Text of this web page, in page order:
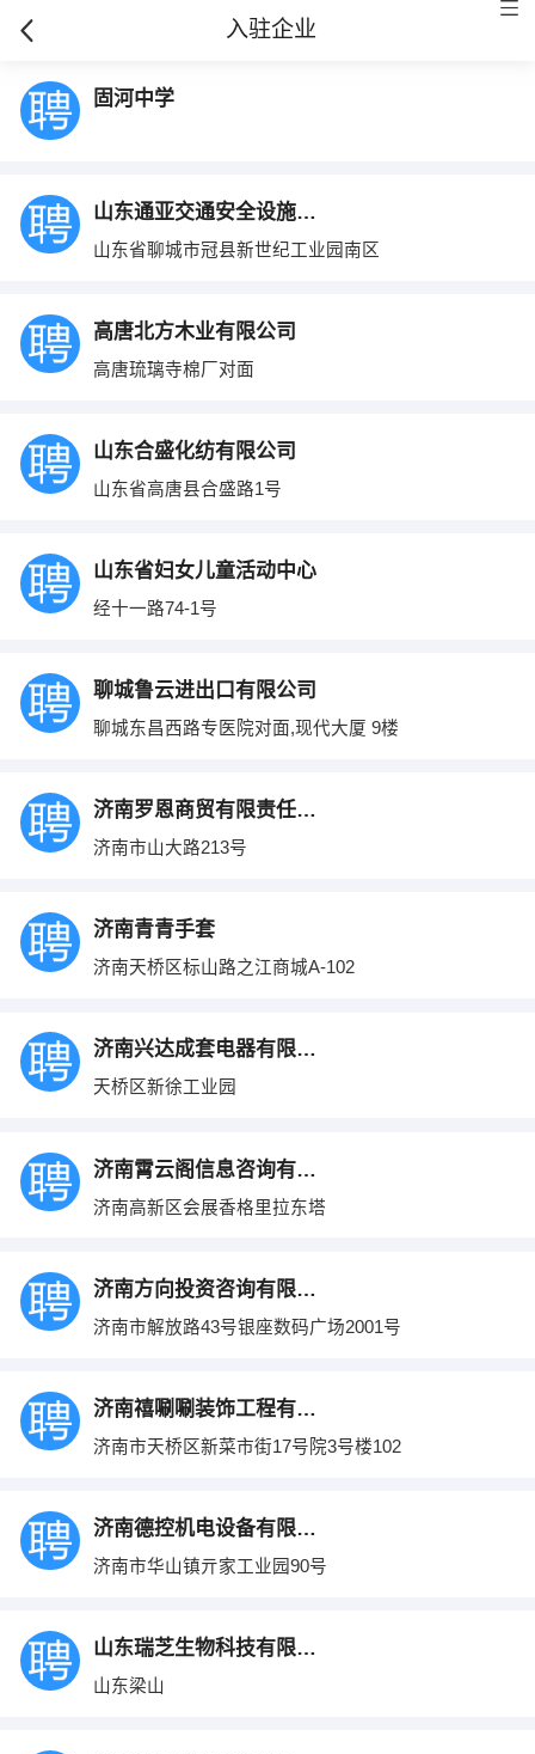
入驻企业
固河中学
山东通亚交通安全设施有限责任公司
山东省聊城市冠县新世纪工业园南区
高唐北方木业有限公司
高唐琉璃寺棉厂对面
山东合盛化纺有限公司
山东省高唐县合盛路1号
山东省妇女儿童活动中心
经十一路74-1号
聊城鲁云进出口有限公司
聊城东昌西路专医院对面,现代大厦 9楼
济南罗恩商贸有限责任公司
济南市山大路213号
济南青青手套
济南天桥区标山路之江商城A-102
济南兴达成套电器有限公司
天桥区新徐工业园
济南霄云阁信息咨询有限公司
济南高新区会展香格里拉东塔
济南方向投资咨询有限公司
济南市解放路43号银座数码广场2001号
济南禧唰唰装饰工程有限公司
济南市天桥区新菜市街17号院3号楼102
济南德控机电设备有限公司
济南市华山镇亓家工业园90号
山东瑞芝生物科技有限公司
山东梁山